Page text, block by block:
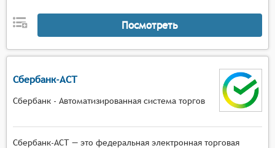
Посмотреть
Сбербанк-АСТ
Сбербанк - Автоматизированная система торгов
Сбербанк-АСТ — это федеральная электронная торговая